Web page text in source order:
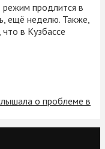
продлится в
ещё неделю. Также,
в Кузбассе
о проблеме в